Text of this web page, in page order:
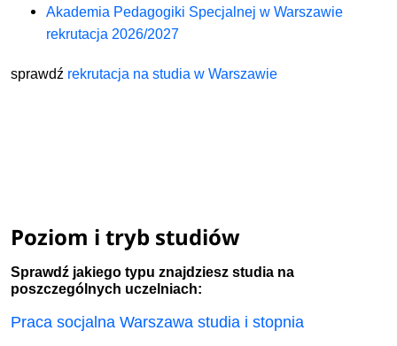
Akademia Pedagogiki Specjalnej w Warszawie
rekrutacja 2026/2027
sprawdź rekrutacja na studia w Warszawie
Poziom i tryb studiów
Sprawdź jakiego typu znajdziesz studia na
poszczególnych uczelniach:
Praca socjalna Warszawa studia i stopnia